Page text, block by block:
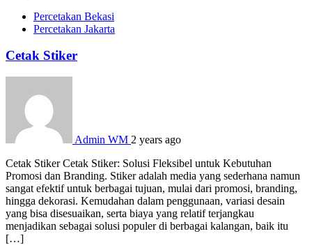
Percetakan Bekasi
Percetakan Jakarta
Cetak Stiker
Admin WM 2 years ago
Cetak Stiker Cetak Stiker: Solusi Fleksibel untuk Kebutuhan
Promosi dan Branding. Stiker adalah media yang sederhana namun
sangat efektif untuk berbagai tujuan, mulai dari promosi, branding,
hingga dekorasi. Kemudahan dalam penggunaan, variasi desain
yang bisa disesuaikan, serta biaya yang relatif terjangkau
menjadikan sebagai solusi populer di berbagai kalangan, baik itu
[…]